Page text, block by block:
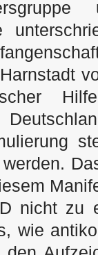
nicht zu
wie